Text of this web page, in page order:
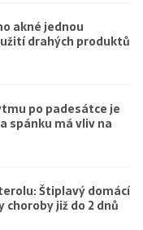
akné jednou
drahých produktů
po padesátce je
spánku má vliv na
Štiplavý domácí
choroby již do 2 dnů